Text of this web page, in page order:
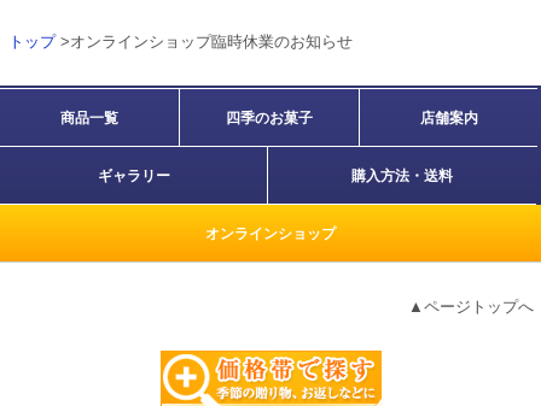
トップ>オンラインショップ臨時休業のお知らせ
商品一覧 四季のお菓子 店舗案内
ギャラリー 購入方法・送料
オンラインショップ
▲ページトップへ